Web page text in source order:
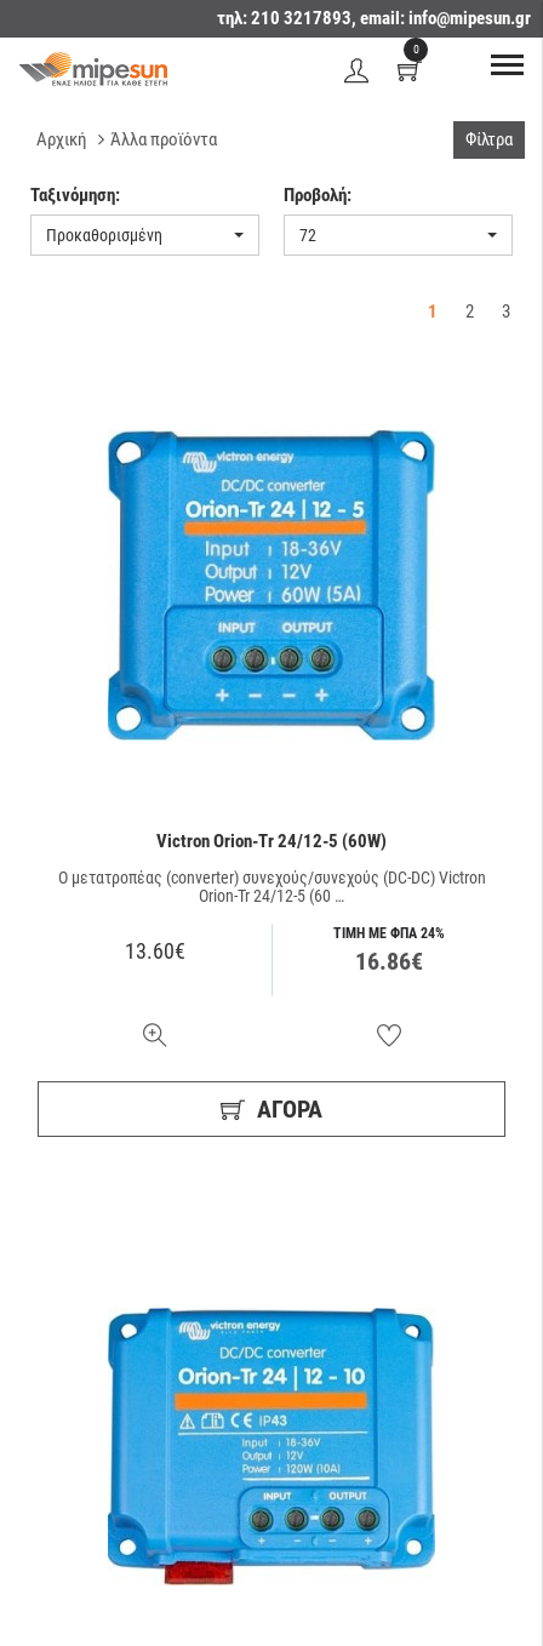
τηλ: 210 3217893, email:info@mipesun.gr
0
Αρχική Άλλα προϊόντα Φίλτρα
Ταξινόμηση:
Προκαθορισμένη
Προβολή:
72
1 2 3
Victron Orion-Tr 24/12-5 (60W)
O μετατροπέας (converter) συνεχούς/συνεχούς (DC-DC) Victron
Orion-Tr 24/12-5 (60 …
13.60€
ΤΙΜΗ ΜΕ ΦΠΑ 24%
16.86€
ΑΓΟΡΑ